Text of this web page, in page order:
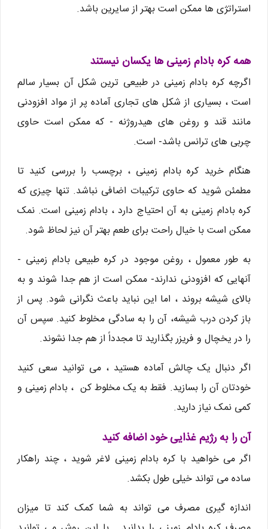
استراتژی ها ممکن است بهتر از سایرین باشد.
همه کره بادام زمینی ها یکسان نیستند
اگرچه کره بادام زمینی در طبیعی ترین شکل آن بسیار سالم
است ، بسیاری از شکل های تجاری آماده پر از مواد افزودنی
مانند قند و روغن های هیدروژنه - که ممکن است حاوی
چربی های ترانس باشد- است.
هنگام خرید کره بادام زمینی ، برچسب را بررسی کنید تا
مطمئن شوید که حاوی ترکیبات اضافی نباشد. تنها چیزی که
کره بادام زمینی به آن احتیاج دارد ، بادام زمینی است. نمک
ممکن است با خیال راحت برای طعم بهتر آن نیز لحاظ شود.
به طور معمول ، روغن موجود در کره طبیعی بادام زمینی -
آنهایی که افزودنی ندارند- ممکن است از هم جدا شوند و به
بالای شیشه بروند ، اما این نباید باعث نگرانی شود. پس از
باز کردن درب شیشه، آن را به سادگی مخلوط کنید. سپس آن
را در یخچال و فریزر بگذارید تا مجدداً از هم جدا نشوند.
اگر دنبال یک چالش آماده هستید ، می توانید سعی کنید
خودتان آن را بسازید. فقط به یک مخلوط کن ، بادام زمینی و
کمی نمک نیاز دارید.
آن را به رژیم غذایی خود اضافه کنید
اگر می خواهید با کره بادام زمینی لاغر شوید ، چند راهکار
ساده می تواند خیلی طول بکشد.
اندازه گیری مصرف می تواند به شما کمک کند تا میزان